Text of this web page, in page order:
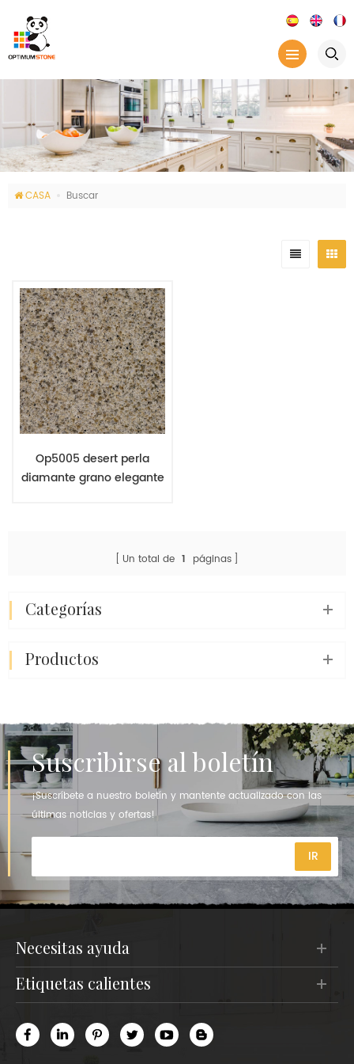
CASA Buscar
Op5005 desert perla
diamante grano elegante
Un total de 1 páginas
categorías
productos
Suscribirse al boletín
¡Suscríbete a nuestro boletín y mantente actualizado con las
últimas noticias y ofertas!
necesitas ayuda
etiquetas calientes